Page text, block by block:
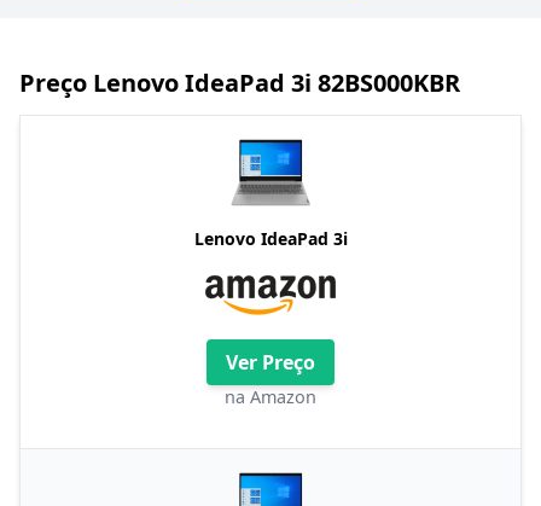
Preço Lenovo IdeaPad 3i ‎82BS000KBR
Lenovo IdeaPad 3i
Ver Preço
na Amazon